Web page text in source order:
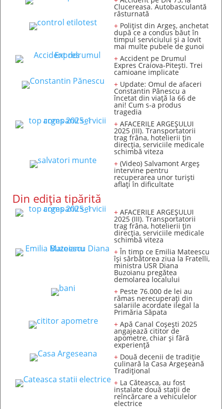
Clucereasa. Autobasculantă
răsturnată
+ Polițist din Argeș, anchetat
după ce a condus băut în
timpul serviciului și a lovit
mai multe pubele de gunoi
+ Accident pe Drumul
Expres Craiova-Pitești. Trei
camioane implicate
+ Update: Omul de afaceri
Constantin Pănescu a
încetat din viață la 66 de
ani! Cum s-a produs
tragedia
+ AFACERILE ARGEȘULUI
2025 (III). Transportatorii
trag frâna, hotelierii țin
direcția, serviciile medicale
schimbă viteza
+ (Video) Salvamont Argeș
intervine pentru
recuperarea unor turişti
aflaţi în dificultate
Din ediția tipărită
+ AFACERILE ARGEȘULUI
2025 (III). Transportatorii
trag frâna, hotelierii țin
direcția, serviciile medicale
schimbă viteza
+În timp ce Emilia Mateescu
își sărbătorea ziua la Fratelli,
ministra USR Diana
Buzoianu pregătea
demolarea localului
+ Peste 76.000 de lei au
rămas nerecuperați din
salariile acordate ilegal la
Primăria Săpata
+ Apă Canal Coșești 2025
angajează cititor de
apometre, chiar și fără
experiență
+ Două decenii de tradiție
culinară la Casa Argeșeană
Tradițional
+ La Căteasca, au fost
instalate două stații de
reîncărcare a vehiculelor
electrice